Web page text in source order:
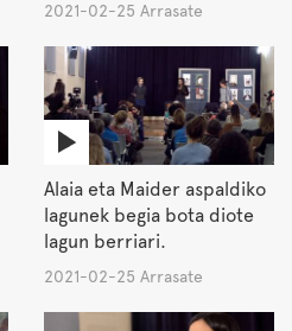
2021-02-25 Arrasate
Alaia eta Maider aspaldiko
lagunek begia bota diote
lagun berriari.
2021-02-25 Arrasate